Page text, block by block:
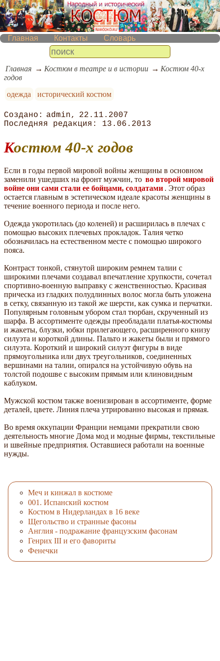
Главная Контакты Словарь
Главная Костюм в театре и в истории
Костюм 40-х
годов
одежда
исторический костюм
admin
22.11.2007
13.06.2013
Костюм 40-х годов
Если в годы первой мировой войны женщины в основном
заменили ушедших на фронт мужчин, то во второй мировой
войне они сами стали ее бойцами, солдатами . Этот образ
остается главным в эстетическом идеале красоты женщины в
течение военного периода и после него.
Одежда укоротилась (до коленей) и расширилась в плечах с
помощью высоких плечевых прокладок. Талия четко
обозначилась на естественном месте с помощью широкого
пояса.
Контраст тонкой, стянутой широким ремнем талии с
широкими плечами создавал впечатление хрупкости, сочетал
спортивно-военную выправку с женственностью. Красивая
прическа из гладких полудлинных волос могла быть уложена
в сетку, связанную из такой же шерсти, как сумка и перчатки.
Популярным головным убором стал тюрбан, скрученный из
шарфа. В ассортименте одежды преобладали платья-костюмы
и жакеты, блузки, юбки прилегающего, расширенного книзу
силуэта и короткой длины. Пальто и жакеты были и прямого
силуэта. Короткий и широкий силуэт фигуры в виде
прямоугольника или двух треугольников, соединенных
вершинами на талии, опирался на устойчивую обувь на
толстой подошве с высоким прямым или клиновидным
каблуком.
Мужской костюм также военизирован в ассортименте, форме
деталей, цвете. Линия плеча утрированно высокая и прямая.
Во время оккупации Франции немцами прекратили свою
деятельность многие Дома мод и модные фирмы, текстильные
и швейные предприятия. Оставшиеся работали на военные
нужды.
Меч и кинжал в костюме
001. Испанский костюм
Костюм в Нидерландах в 16 веке
Щегольство и странные фасоны
Англия - подражание французским фасонам
Генрих III и его фавориты
Фенечки